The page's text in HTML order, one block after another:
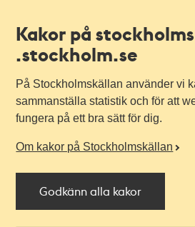
Kakor på
.stockholm.se
På Stockholmskällan använder vi
sammanställa statistik och för att
fungera på ett bra sätt för dig.
Om kakor på Stockholmskällan
Godkänn alla kakor